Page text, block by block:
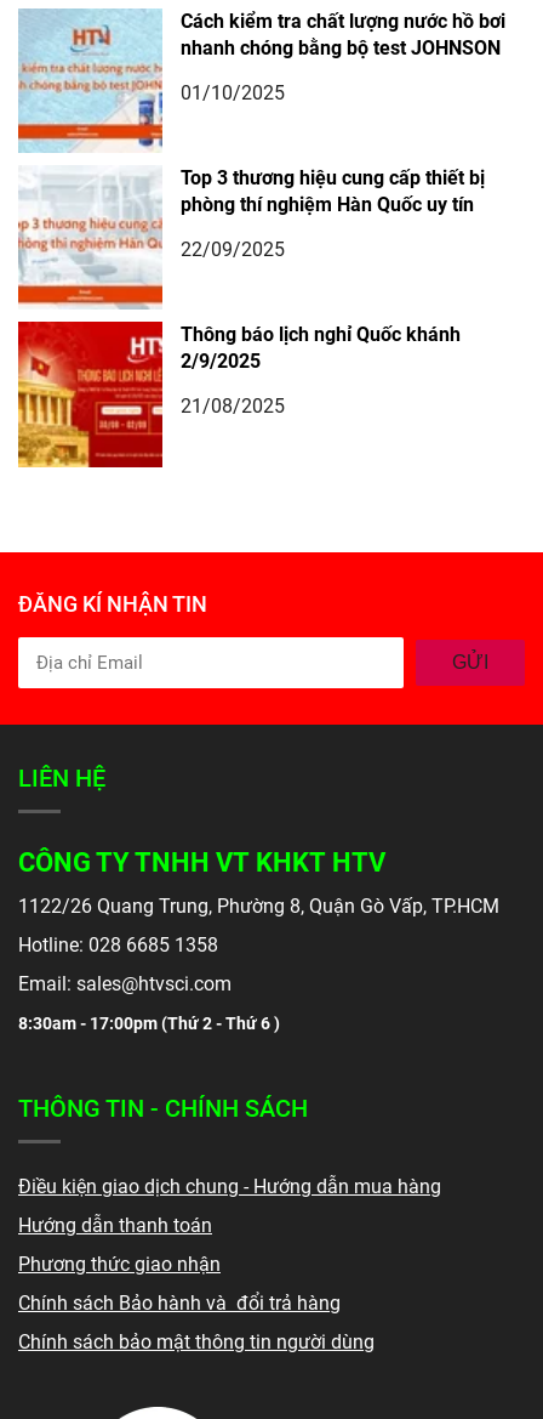
Cách kiểm tra chất lượng nước hồ bơi
nhanh chóng bằng bộ test JOHNSON
01/10/2025
Top 3 thương hiệu cung cấp thiết bị
phòng thí nghiệm Hàn Quốc uy tín
22/09/2025
Thông báo lịch nghỉ Quốc khánh
2/9/2025
21/08/2025
ĐĂNG KÍ NHẬN TIN
GỬI
LIÊN HỆ
CÔNG TY TNHH VT KHKT HTV
1122/26 Quang Trung, Phường 8, Quận Gò Vấp, TP.HCM
Hotline: 028 6685 1358
Email: sales@htvsci.com
8:30am - 17:00pm (Thứ 2 - Thứ 6 )
THÔNG TIN - CHÍNH SÁCH
Điều kiện giao dịch chung - Hướng dẫn mua hàng
Hướng dẫn thanh toán
Phương thức giao nhận
Chính sách Bảo hành và đổi trả hàng
Chính sách bảo mật thông tin người dùng